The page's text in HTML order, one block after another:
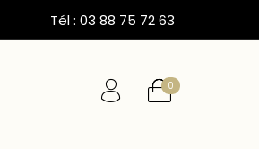
Tél : 03 88 75 72 63
0